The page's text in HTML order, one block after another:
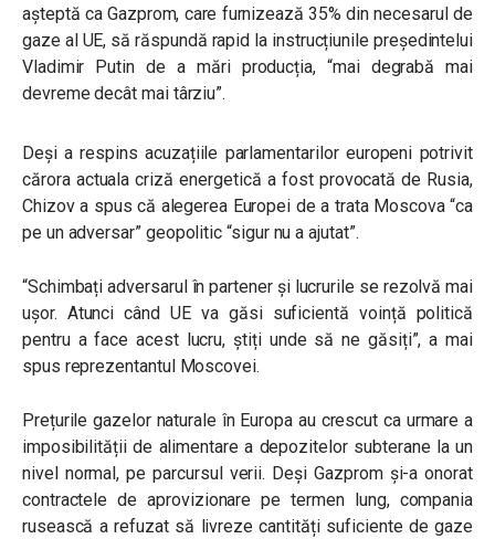
așteptă ca Gazprom, care furnizează 35% din necesarul de
gaze al UE, să răspundă rapid la instrucțiunile președintelui
Vladimir Putin de a mări producția, “mai degrabă mai
devreme decât mai târziu”.
Deși a respins acuzațiile parlamentarilor europeni potrivit
cărora actuala criză energetică a fost provocată de Rusia,
Chizov a spus că alegerea Europei de a trata Moscova “ca
pe un adversar” geopolitic “sigur nu a ajutat”.
“Schimbați adversarul în partener și lucrurile se rezolvă mai
ușor. Atunci când UE va găsi suficientă voință politică
pentru a face acest lucru, știți unde să ne găsiți”, a mai
spus reprezentantul Moscovei.
Prețurile gazelor naturale în Europa au crescut ca urmare a
imposibilității de alimentare a depozitelor subterane la un
nivel normal, pe parcursul verii. Deși Gazprom și-a onorat
contractele de aprovizionare pe termen lung, compania
rusească a refuzat să livreze cantități suficiente de gaze